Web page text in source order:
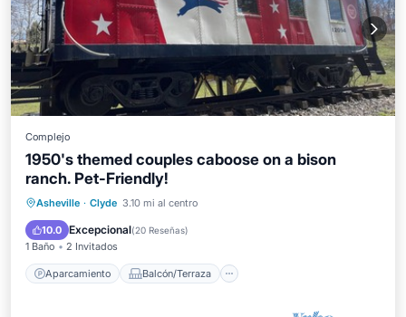
Complejo
1950's themed couples caboose on a bison
ranch. Pet-Friendly!
Asheville · Clyde 3.10 mi al centro
10.0 Excepcional(20 Reseñas)
1 Baño 2 Invitados
Aparcamiento Balcón/Terraza
Aparcamiento
Balcón/Terraza
Cocina
Aire acondicionado